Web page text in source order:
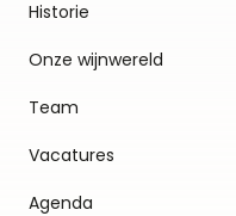
Historie
Onze wijnwereld
Team
Vacatures
Agenda